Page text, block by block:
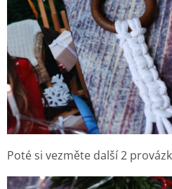
Poté si vezměte další 2